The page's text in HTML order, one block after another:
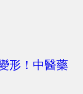
形！中醫藥